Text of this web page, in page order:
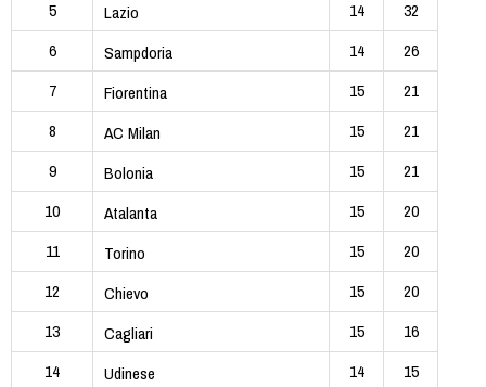
5
Lazio 14
32
6
Sampdoria 14
26
7
Fiorentina 15
21
8
AC Milan 15
21
9
Bolonia 15
21
10
Atalanta 15
20
11
Torino 15
20
12
Chievo 15
20
13
Cagliari 15
16
14
Udinese 14
15